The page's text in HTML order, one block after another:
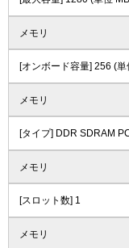
メモリ
[オンボード容量] 256 (
メモリ
[タイプ] DDR SDRAM
メモリ
[スロット数] 1
メモリ